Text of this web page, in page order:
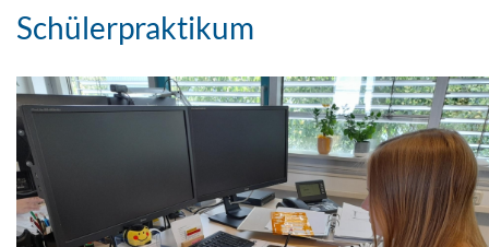
Schülerpraktikum